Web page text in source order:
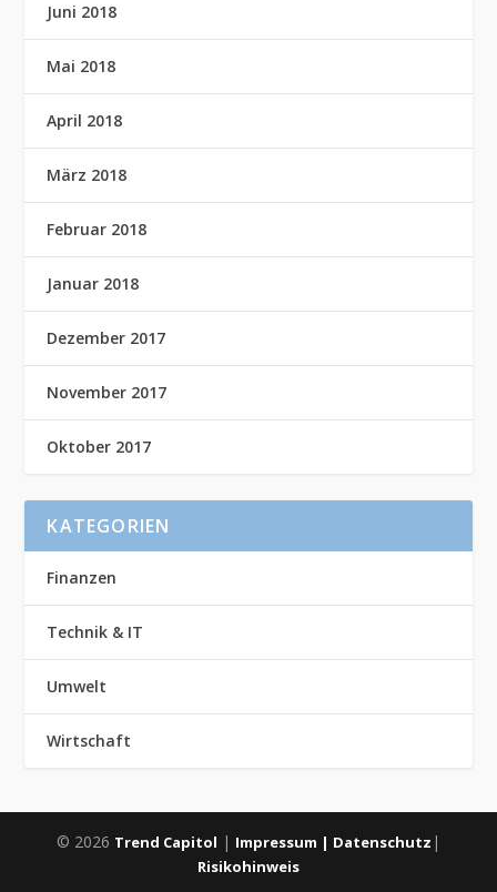
Juni 2018
Mai 2018
April 2018
März 2018
Februar 2018
Januar 2018
Dezember 2017
November 2017
Oktober 2017
KATEGORIEN
Finanzen
Technik & IT
Umwelt
Wirtschaft
© 2026 Trend Capitol | Impressum | Datenschutz |
Risikohinweis